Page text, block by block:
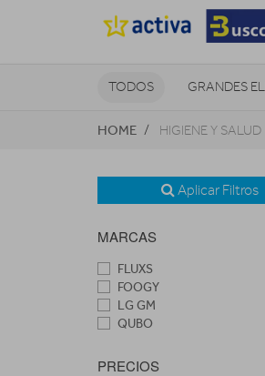
TODOS GRANDES
HOME HIGIENE Y SALUD
Aplicar Filtros
MARCAS
FLUXS
FOOGY
LG GM
QUBO
PRECIOS